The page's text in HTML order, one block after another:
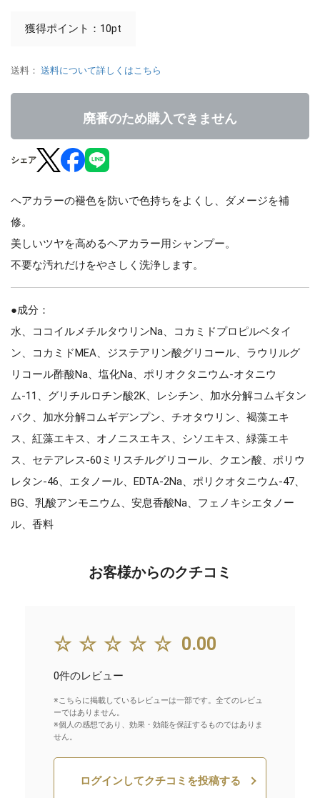
獲得ポイント：10pt
送料： 送料について詳しくはこちら
廃番のため購入できません
シェア
ヘアカラーの褪色を防いで色持ちをよくし、ダメージを補
修。
美しいツヤを高めるヘアカラー用シャンプー。
不要な汚れだけをやさしく洗浄します。
●成分：
水、ココイルメチルタウリンNa、コカミドプロピルベタイ
ン、コカミドMEA、ジステアリン酸グリコール、ラウリルグ
リコール酢酸Na、塩化Na、ポリオクタニウム-オタニウ
ム-11、グリチルロチン酸2K、レシチン、加水分解コムギタン
パク、加水分解コムギデンプン、チオタウリン、褐藻エキ
ス、紅藻エキス、オノニスエキス、シソエキス、緑藻エキ
ス、セテアレス-60ミリスチルグリコール、クエン酸、ポリウ
レタン-46、エタノール、EDTA-2Na、ポリクオタニウム-47、
BG、乳酸アンモニウム、安息香酸Na、フェノキシエタノー
ル、香料
お客様からのクチコミ
☆☆☆☆☆ 0.00
0件のレビュー
※こちらに掲載しているレビューは一部です。全てのレビュ
ーではありません。
※個人の感想であり、効果・効能を保証するものではありま
せん。
ログインしてクチコミを投稿する